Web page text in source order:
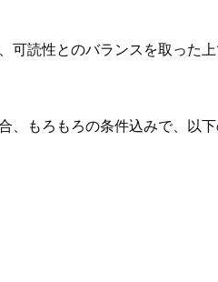
読性とのバランスを取った
、もろもろの条件込みで、以